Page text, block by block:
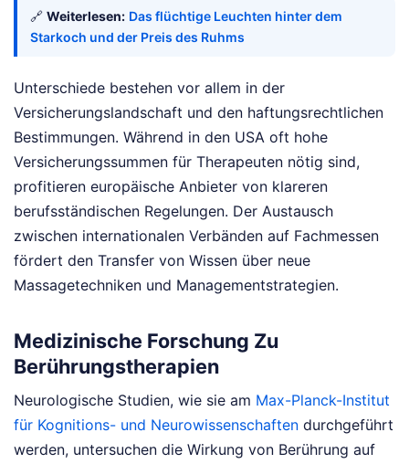
🔗 Weiterlesen: Das flüchtige Leuchten hinter dem
Starkoch und der Preis des Ruhms
Unterschiede bestehen vor allem in der
Versicherungslandschaft und den haftungsrechtlichen
Bestimmungen. Während in den USA oft hohe
Versicherungssummen für Therapeuten nötig sind,
profitieren europäische Anbieter von klareren
berufsständischen Regelungen. Der Austausch
zwischen internationalen Verbänden auf Fachmessen
fördert den Transfer von Wissen über neue
Massagetechniken und Managementstrategien.
Medizinische Forschung Zu
Berührungstherapien
Neurologische Studien, wie sie am Max-Planck-Institut
für Kognitions- und Neurowissenschaften durchgeführt
werden, untersuchen die Wirkung von Berührung auf